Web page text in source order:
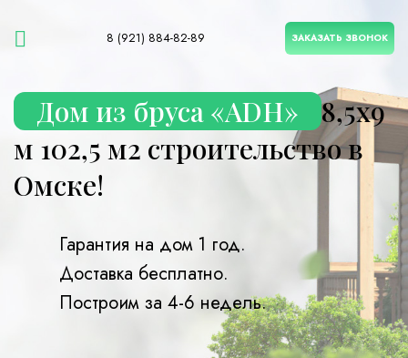
8 (921) 884-82-89 ЗАКАЗАТЬ ЗВОНОК
Дом из бруса «ADH»
8,5х9
м 102,5 м2 строительство в
Омске!
Гарантия на дом 1 год.
Доставка бесплатно.
Построим за 4-6 недель.